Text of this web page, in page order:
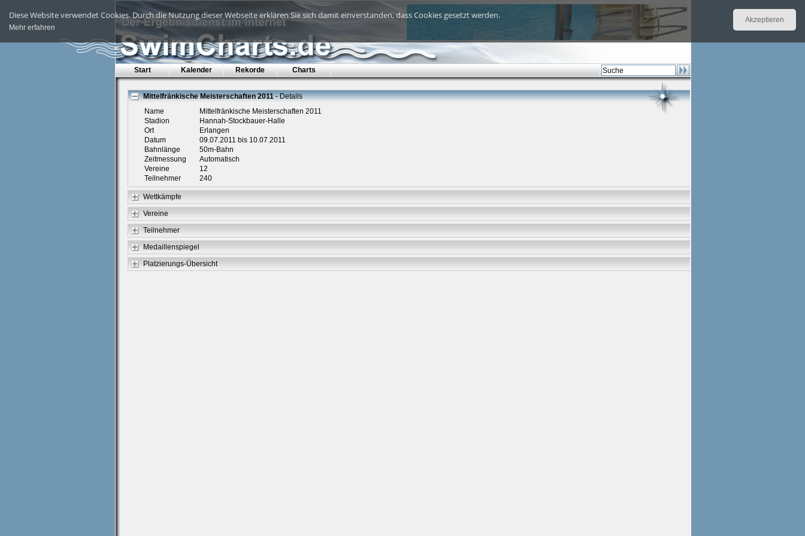
Akzeptieren
Diese Website verwendet Cookies. Durch die Nutzung dieser Webseite erklären Sie sich damit einverstanden, dass Cookies gesetzt werden.
Mehr erfahren
Start Kalender Rekorde Charts
Mittelfränkische Meisterschaften 2011- Details
Name
Mittelfränkische Meisterschaften 2011
Stadion
Hannah-Stockbauer-Halle
Ort
Erlangen
Datum
09.07.2011 bis 10.07.2011
Bahnlänge
50m-Bahn
Zeitmessung
Automatisch
Vereine
12
Teilnehmer
240
Wettkämpfe
Vereine
Teilnehmer
Medaillenspiegel
Platzierungs-Übersicht